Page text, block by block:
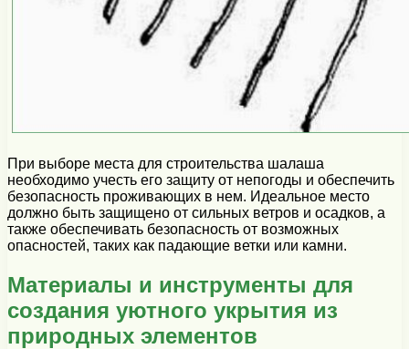
При выборе места для строительства шалаша
необходимо учесть его защиту от непогоды и обеспечить
безопасность проживающих в нем. Идеальное место
должно быть защищено от сильных ветров и осадков, а
также обеспечивать безопасность от возможных
опасностей, таких как падающие ветки или камни.
Материалы и инструменты для
создания уютного укрытия из
природных элементов